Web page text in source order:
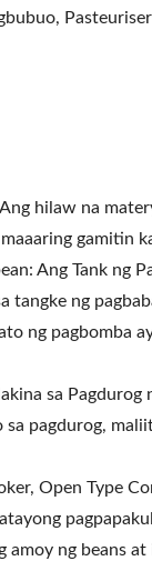
hilaw na
gamitin
Ang Tank ng
tangke ng
ng pagbomba
sa
pagdurog,
Open Type
amoy ng beans